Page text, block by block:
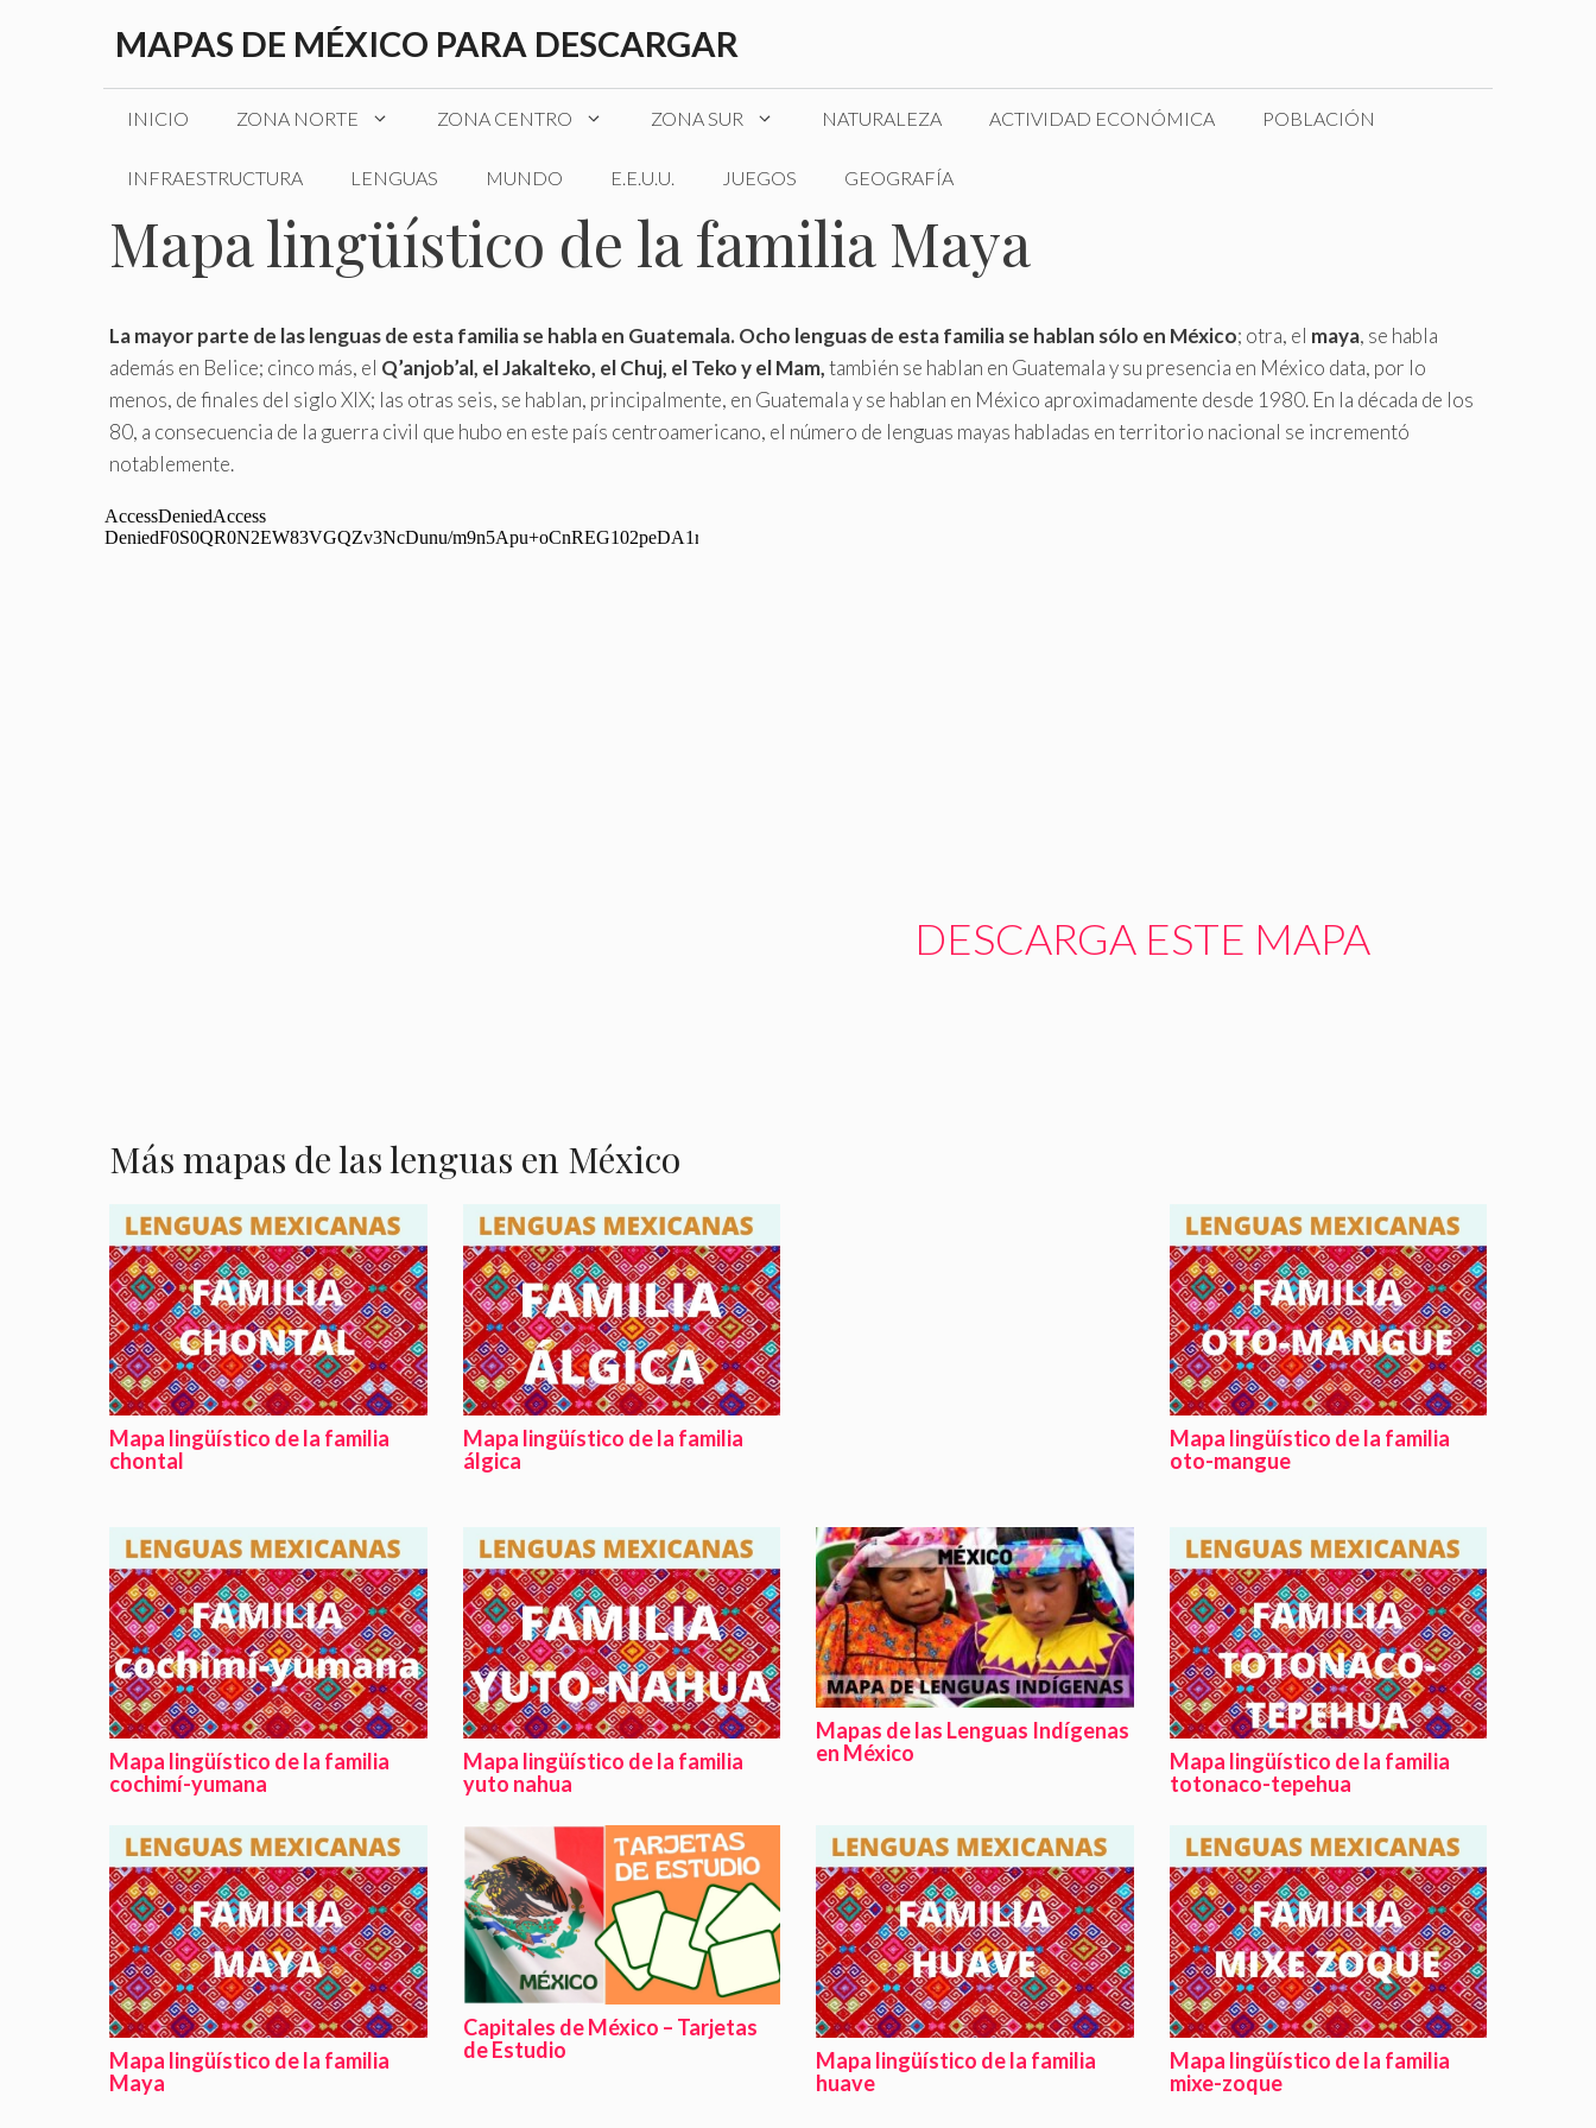
MAPAS DE MÉXICO PARA DESCARGAR
INICIO ZONA NORTE ZONA CENTRO ZONA SUR NATURALEZA ACTIVIDAD ECONÓMICA POBLACIÓN
INFRAESTRUCTURA LENGUAS MUNDO E.E.U.U. JUEGOS GEOGRAFÍA
Mapa lingüístico de la familia Maya
La mayor parte de las lenguas de esta familia se habla en Guatemala. Ocho lenguas de esta familia se hablan sólo en México; otra, el maya, se habla
además en Belice; cinco más, el Q’anjob’al, el Jakalteko, el Chuj, el Teko y el Mam,también se hablan en Guatemala y su presencia en México data, por lo
menos, de finales del siglo XIX; las otras seis, se hablan, principalmente, en Guatemala y se hablan en México aproximadamente desde 1980. En la década de los
80, a consecuencia de la guerra civil que hubo en este país centroamericano, el número de lenguas mayas habladas en territorio nacional se incrementó
notablemente.
DESCARGA ESTE MAPA
Más mapas de las lenguas en México
Mapa lingüístico de la familia
chontal
Mapa lingüístico de la familia
álgica
Mapa lingüístico de la familia
oto-mangue
Mapa lingüístico de la familia
cochimí-yumana
Mapa lingüístico de la familia
yuto nahua
Mapas de las Lenguas Indígenas
en México
Mapa lingüístico de la familia
totonaco-tepehua
Mapa lingüístico de la familia
Maya
Capitales de México – Tarjetas
de Estudio
Mapa lingüístico de la familia
huave
Mapa lingüístico de la familia
mixe-zoque